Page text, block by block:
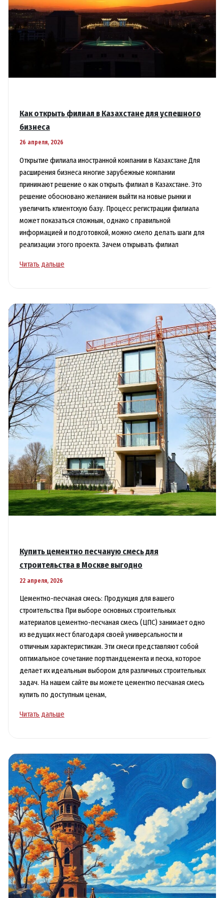
Как открыть филиал в Казахстане для успешного
бизнеса
26 апреля, 2026
Открытие филиала иностранной компании в Казахстане Для
расширения бизнеса многие зарубежные компании
принимают решение о как открыть филиал в Казахстане. Это
решение обосновано желанием выйти на новые рынки и
увеличить клиентскую базу. Процесс регистрации филиала
может показаться сложным, однако с правильной
информацией и подготовкой, можно смело делать шаги для
реализации этого проекта. Зачем открывать филиал
Как
Казахстане
для
успешного
бизнеса
Читать дальше
Купить цементно песчаную смесь для
строительства в Москве выгодно
22 апреля, 2026
Цементно-песчаная смесь: Продукция для вашего
строительства При выборе основных строительных
материалов цементно-песчаная смесь (ЦПС) занимает одно
из ведущих мест благодаря своей универсальности и
отличным характеристикам. Эти смеси представляют собой
оптимальное сочетание портландцемента и песка, которое
делает их идеальным выбором для различных строительных
задач. На нашем сайте вы можете цементно песчаная смесь
купить по доступным ценам,
Купить
для
строительства
в
Москве
выгодно
Читать дальше